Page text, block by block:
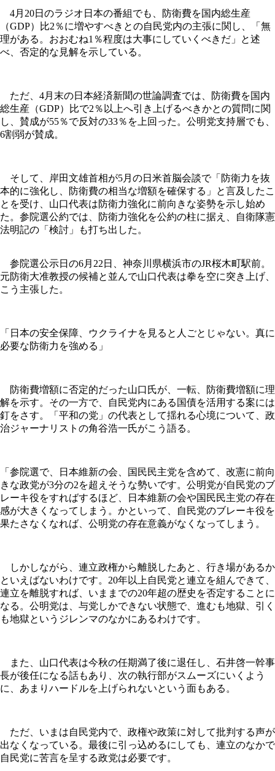
4月20日のラジオ日本の番組でも、防衛費を国内総生産
（GDP）比2％に増やすべきとの自民党内の主張に関し、「無
理がある。おおむね1％程度は大事にしていくべきだ」と述
べ、否定的な見解を示している。
ただ、4月末の日本経済新聞の世論調査では、防衛費を国内
総生産（GDP）比で2％以上へ引き上げるべきかとの質問に関
し、賛成が55％で反対の33％を上回った。公明党支持層でも、
6割弱が賛成。
そして、岸田文雄首相が5月の日米首脳会談で「防衛力を抜
本的に強化し、防衛費の相当な増額を確保する」と言及したこ
とを受け、山口代表は防衛力強化に前向きな姿勢を示し始め
た。参院選公約では、防衛力強化を公約の柱に据え、自衛隊憲
法明記の「検討」も打ち出した。
参院選公示日の6月22日、神奈川県横浜市のJR桜木町駅前。
元防衛大准教授の候補と並んで山口代表は拳を空に突き上げ、
こう主張した。
「日本の安全保障、ウクライナを見ると人ごとじゃない。真に
必要な防衛力を強める」
防衛費増額に否定的だった山口氏が、一転、防衛費増額に理
解を示す。その一方で、自民党内にある国債を活用する案には
釘をさす。「平和の党」の代表として揺れる心境について、政
治ジャーナリストの角谷浩一氏がこう語る。
「参院選で、日本維新の会、国民民主党を含めて、改憲に前向
きな政党が3分の2を超えそうな勢いです。公明党が自民党のブ
レーキ役をすればするほど、日本維新の会や国民民主党の存在
感が大きくなってしまう。かといって、自民党のブレーキ役を
果たさなくなれば、公明党の存在意義がなくなってしまう。
しかしながら、連立政権から離脱したあと、行き場があるか
といえばないわけです。20年以上自民党と連立を組んできて、
連立を離脱すれば、いままでの20年超の歴史を否定することに
なる。公明党は、与党しかできない状態で、進むも地獄、引く
も地獄というジレンマのなかにあるわけです。
また、山口代表は今秋の任期満了後に退任し、石井啓一幹事
長が後任になる話もあり、次の執行部がスムーズにいくよう
に、あまりハードルを上げられないという面もある。
ただ、いまは自民党内で、政権や政策に対して批判する声が
出なくなっている。最後に引っ込めるにしても、連立のなかで
自民党に苦言を呈する政党は必要です。